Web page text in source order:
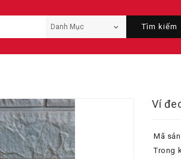
Tìm kiếm
Ví
Mã
Trong